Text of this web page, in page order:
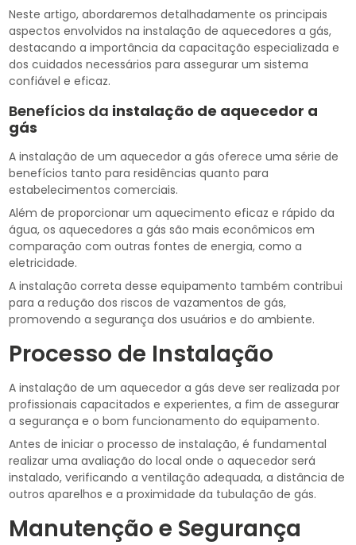
Neste artigo, abordaremos detalhadamente os principais
aspectos envolvidos na instalação de aquecedores a gás,
destacando a importância da capacitação especializada e
dos cuidados necessários para assegurar um sistema
confiável e eficaz.
Benefícios da instalação de aquecedor a
gás
A instalação de um aquecedor a gás oferece uma série de
benefícios tanto para residências quanto para
estabelecimentos comerciais.
Além de proporcionar um aquecimento eficaz e rápido da
água, os aquecedores a gás são mais econômicos em
comparação com outras fontes de energia, como a
eletricidade.
A instalação correta desse equipamento também contribui
para a redução dos riscos de vazamentos de gás,
promovendo a segurança dos usuários e do ambiente.
Processo de Instalação
A instalação de um aquecedor a gás deve ser realizada por
profissionais capacitados e experientes, a fim de assegurar
a segurança e o bom funcionamento do equipamento.
Antes de iniciar o processo de instalação, é fundamental
realizar uma avaliação do local onde o aquecedor será
instalado, verificando a ventilação adequada, a distância de
outros aparelhos e a proximidade da tubulação de gás.
Manutenção e Segurança